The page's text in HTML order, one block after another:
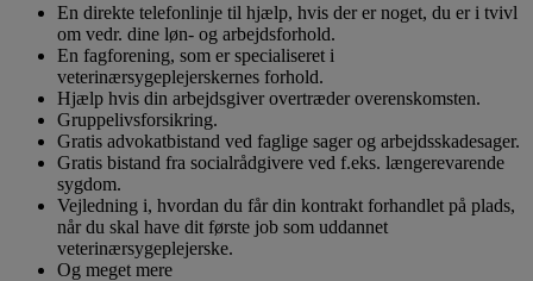
En direkte telefonlinje til hjælp, hvis der er noget, du er i tvivl
om vedr. dine løn- og arbejdsforhold.
En fagforening, som er specialiseret i
veterinærsygeplejerskernes forhold.
Hjælp hvis din arbejdsgiver overtræder overenskomsten.
Gruppelivsforsikring.
Gratis advokatbistand ved faglige sager og arbejdsskadesager.
Gratis bistand fra socialrådgivere ved f.eks. længerevarende
sygdom.
Vejledning i, hvordan du får din kontrakt forhandlet på plads,
når du skal have dit første job som uddannet
veterinærsygeplejerske.
Og meget mere